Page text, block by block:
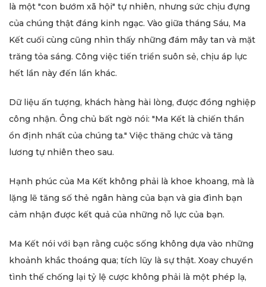
là một "con bướm xã hội" tự nhiên, nhưng sức chịu đựng
của chúng thật đáng kinh ngạc. Vào giữa tháng Sáu, Ma
Kết cuối cùng cũng nhìn thấy những đám mây tan và mặt
trăng tỏa sáng. Công việc tiến triển suôn sẻ, chịu áp lực
hết lần này đến lần khác.
Dữ liệu ấn tượng, khách hàng hài lòng, được đồng nghiệp
công nhận. Ông chủ bất ngờ nói: "Ma Kết là chiến thần
ổn định nhất của chúng ta." Việc thăng chức và tăng
lương tự nhiên theo sau.
Hạnh phúc của Ma Kết không phải là khoe khoang, mà là
lặng lẽ tăng số thẻ ngân hàng của bạn và gia đình bạn
cảm nhận được kết quả của những nỗ lực của bạn.
Ma Kết nói với bạn rằng cuộc sống không dựa vào những
khoảnh khắc thoáng qua; tích lũy là sự thật. Xoay chuyển
tình thế chống lại tỷ lệ cược không phải là một phép lạ,